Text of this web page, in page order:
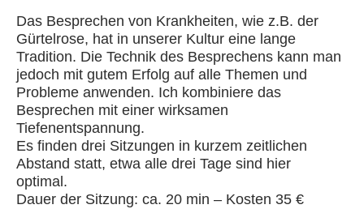
Das Besprechen von Krankheiten, wie z.B. der
Gürtelrose, hat in unserer Kultur eine lange
Tradition. Die Technik des Besprechens kann man
jedoch mit gutem Erfolg auf alle Themen und
Probleme anwenden. Ich kombiniere das
Besprechen mit einer wirksamen
Tiefenentspannung.
Es finden drei Sitzungen in kurzem zeitlichen
Abstand statt, etwa alle drei Tage sind hier
optimal.
Dauer der Sitzung: ca. 20 min – Kosten 35 €